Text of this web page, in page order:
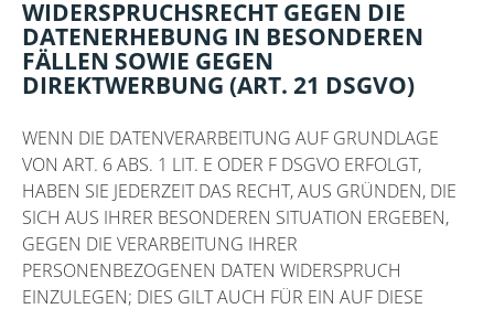
WIDERSPRUCHSRECHT GEGEN DIE
DATENERHEBUNG IN BESONDEREN
FÄLLEN SOWIE GEGEN
DIREKTWERBUNG (ART. 21 DSGVO)
WENN DIE DATENVERARBEITUNG AUF GRUNDLAGE
VON ART. 6 ABS. 1 LIT. E ODER F DSGVO ERFOLGT,
HABEN SIE JEDERZEIT DAS RECHT, AUS GRÜNDEN, DIE
SICH AUS IHRER BESONDEREN SITUATION ERGEBEN,
GEGEN DIE VERARBEITUNG IHRER
PERSONENBEZOGENEN DATEN WIDERSPRUCH
EINZULEGEN; DIES GILT AUCH FÜR EIN AUF DIESE